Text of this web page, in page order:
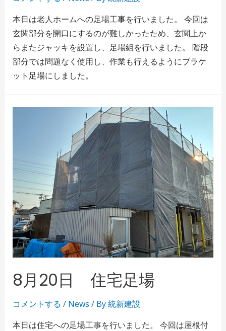
本日は老人ホームへの足場工事を行いました。 今回は
玄関部分を開口にするのが難しかったため、玄関上か
らまたジャッキを設置し、足場組を行いました。 階段
部分では問題なく使用し、作業も行えるようにブラケ
ット足場にしました。
8月20日 住宅足場
コメントする / News / By統新建設
本日は住宅への足場工事を行いました。 今回は屋根付